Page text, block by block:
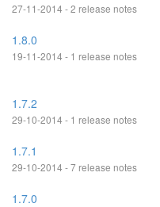
27-11-2014 - 2 release notes
1.8.0
19-11-2014 - 1 release notes
1.7.2
29-10-2014 - 1 release notes
1.7.1
29-10-2014 - 7 release notes
1.7.0